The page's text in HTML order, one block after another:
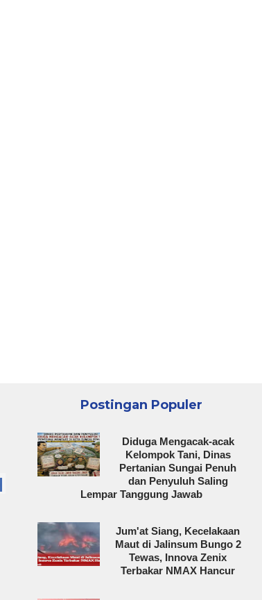
Postingan Populer
Diduga Mengacak-acak
Kelompok Tani, Dinas
Pertanian Sungai Penuh
dan Penyuluh Saling
Lempar Tanggung Jawab
Jum'at Siang, Kecelakaan
Maut di Jalinsum Bungo 2
Tewas, Innova Zenix
Terbakar NMAX Hancur